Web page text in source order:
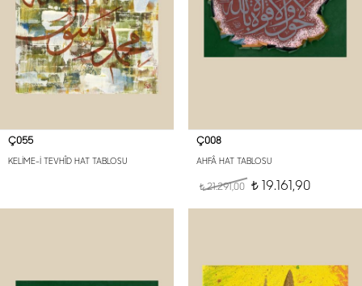
Ç055
KELİME-İ TEVHÎD HAT TABLOSU
Ç008
AHFÂ HAT TABLOSU
t21.291,00 t19.161,90